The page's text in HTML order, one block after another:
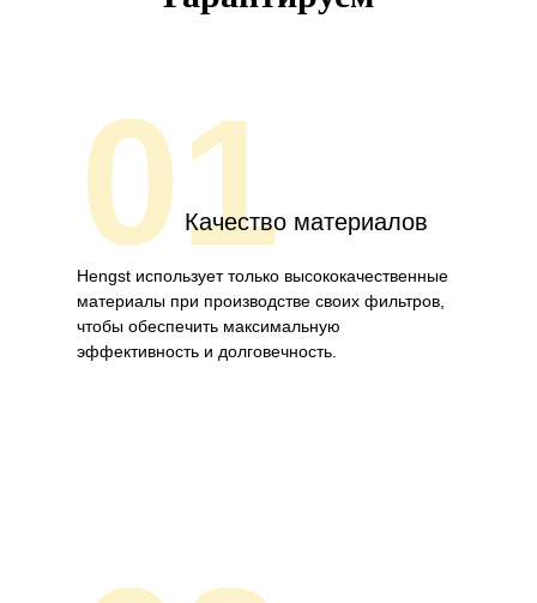
01Качество материалов
Hengst использует только высококачественные
материалы при производстве своих фильтров,
чтобы обеспечить максимальную
эффективность и долговечность.